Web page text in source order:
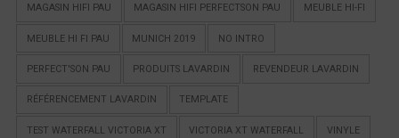
MAGASIN HIFI PAU MAGASIN HIFI PERFECTSON PAU MEUBLE HI-FI
MEUBLE HI FI PAU MUNICH 2019 NO INTRO
PERFECT'SON PAU PRODUITS LAVARDIN REVENDEUR LAVARDIN
RÉFÉRENCEMENT LAVARDIN TEMPLATE
TEST WATERFALL VICTORIA XT VICTORIA XT WATERFALL VINYLE